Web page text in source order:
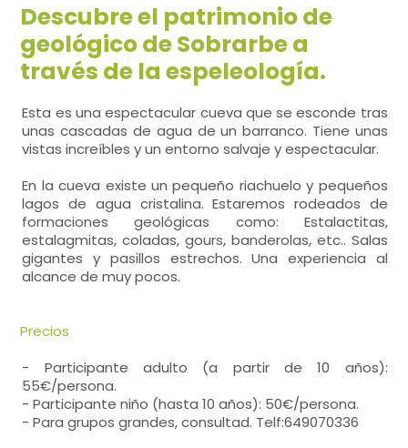
Descubre el patrimonio de
geológico de Sobrarbe a
través de la espeleología.
Esta es una espectacular cueva que se esconde tras
unas cascadas de agua de un barranco. Tiene unas
vistas increíbles y un entorno salvaje y espectacular.
En la cueva existe un pequeño riachuelo y pequeños
lagos de agua cristalina. Estaremos rodeados de
formaciones geológicas como: Estalactitas,
estalagmitas, coladas, gours, banderolas, etc.. Salas
gigantes y pasillos estrechos. Una experiencia al
alcance de muy pocos.
Precios
- Participante adulto (a partir de 10 años):
55€/persona.
- Participante niño (hasta 10 años): 50€/persona.
- Para grupos grandes, consultad. Telf:649070336